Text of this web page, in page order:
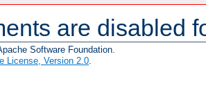
are disabled
Software Foundation.
License, Version 2.0